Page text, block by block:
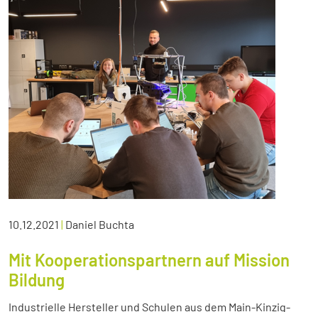
10.12.2021 | Daniel Buchta
Mit Kooperationspartnern auf Mission
Bildung
Industrielle Hersteller und Schulen aus dem Main-Kinzig-